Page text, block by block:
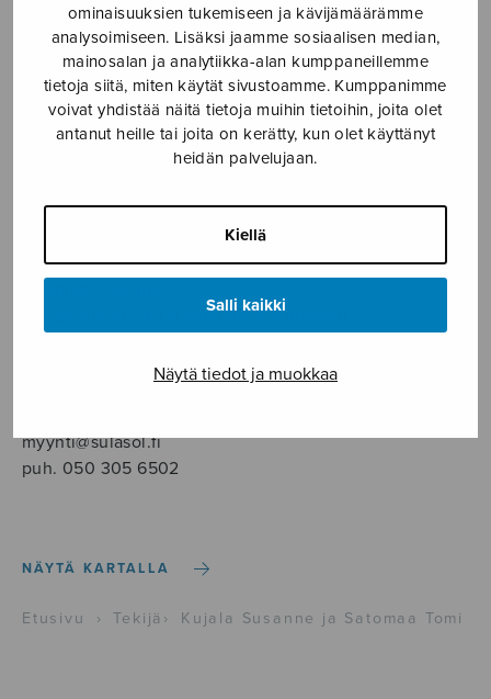
ominaisuuksien tukemiseen ja kävijämäärämme
analysoimiseen. Lisäksi jaamme sosiaalisen median,
mainosalan ja analytiikka-alan kumppaneillemme
tietoja siitä, miten käytät sivustoamme. Kumppanimme
voivat yhdistää näitä tietoja muihin tietoihin, joita olet
antanut heille tai joita on kerätty, kun olet käyttänyt
heidän palvelujaan.
Kiellä
Salli kaikki
Näytä tiedot ja muokkaa
SOITINMUSIIKKI
YKSINLAULU
Sulasol nuottikauppa
ma–pe klo 10–16 tai sopimuksen mukaan
Tallberginkatu 1 B, 1,5 krs.
myynti@sulasol.fi
puh. 050 305 6502
NÄYTÄ KARTALLA
Etusivu › Tekijä › Kujala Susanne ja Satomaa Tomi